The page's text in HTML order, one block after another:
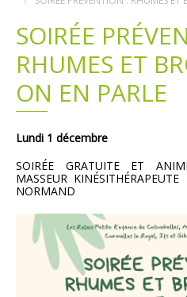
SOIRÉE
RHUMES ET
ON EN PARLE
Lundi 1 décembre
SOIRÉE GRATUITE ET
MASSEUR
NORMAND
Plans
Demandes légales
Emploi
Grands projets